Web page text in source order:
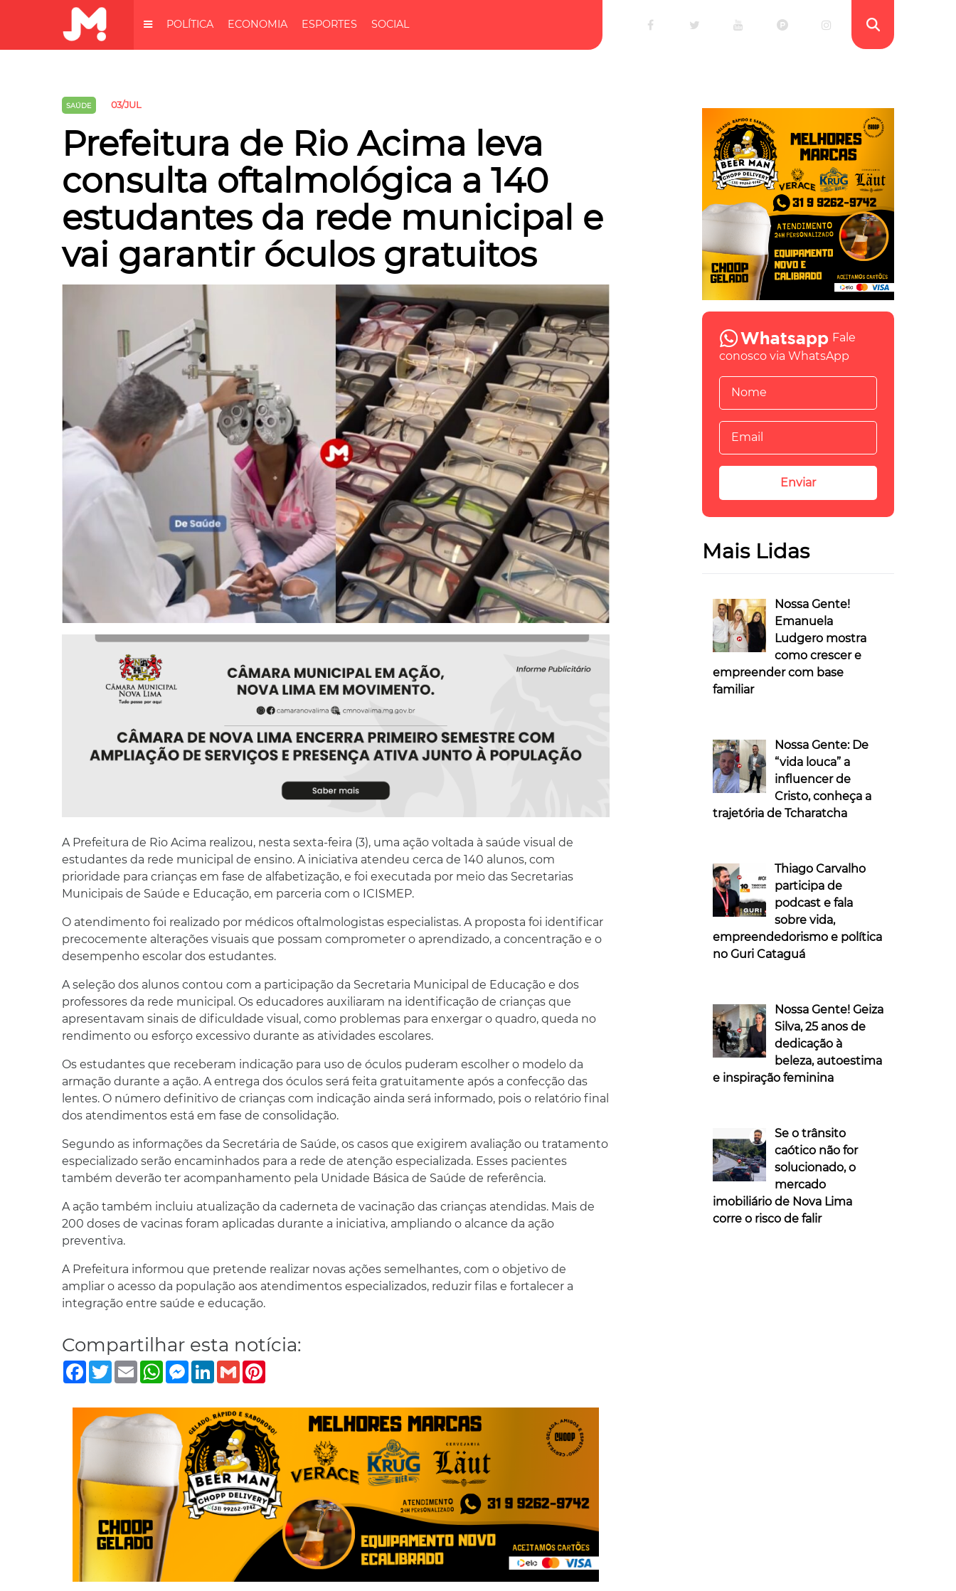
POLÍTICA ECONOMIA ESPORTES SOCIAL
SAÚDE 03/JUL
Prefeitura de Rio Acima leva
consulta oftalmológica a 140
estudantes da rede municipal e
vai garantir óculos gratuitos
A Prefeitura de Rio Acima realizou, nesta sexta-feira (3), uma ação voltada à saúde visual de
estudantes da rede municipal de ensino. A iniciativa atendeu cerca de 140 alunos, com
prioridade para crianças em fase de alfabetização, e foi executada por meio das Secretarias
Municipais de Saúde e Educação, em parceria com o ICISMEP.
O atendimento foi realizado por médicos oftalmologistas especialistas. A proposta foi identificar
precocemente alterações visuais que possam comprometer o aprendizado, a concentração e o
desempenho escolar dos estudantes.
A seleção dos alunos contou com a participação da Secretaria Municipal de Educação e dos
professores da rede municipal. Os educadores auxiliaram na identificação de crianças que
apresentavam sinais de dificuldade visual, como problemas para enxergar o quadro, queda no
rendimento ou esforço excessivo durante as atividades escolares.
Os estudantes que receberam indicação para uso de óculos puderam escolher o modelo da
armação durante a ação. A entrega dos óculos será feita gratuitamente após a confecção das
lentes. O número definitivo de crianças com indicação ainda será informado, pois o relatório final
dos atendimentos está em fase de consolidação.
Segundo as informações da Secretária de Saúde, os casos que exigirem avaliação ou tratamento
especializado serão encaminhados para a rede de atenção especializada. Esses pacientes
também deverão ter acompanhamento pela Unidade Básica de Saúde de referência.
A ação também incluiu atualização da caderneta de vacinação das crianças atendidas. Mais de
200 doses de vacinas foram aplicadas durante a iniciativa, ampliando o alcance da ação
preventiva.
A Prefeitura informou que pretende realizar novas ações semelhantes, com o objetivo de
ampliar o acesso da população aos atendimentos especializados, reduzir filas e fortalecer a
integração entre saúde e educação.
Compartilhar esta notícia:
Facebook
TwitterEmailWhatsApp
Messenger
LinkedIn
Gmail
Fale
conosco via WhatsApp
Mais Lidas
Nossa Gente!
Emanuela
Ludgero mostra
como crescer e
empreender com base
familiar
Nossa Gente: De
“vida louca” a
influencer de
Cristo, conheça a
trajetória de Tcharatcha
Thiago Carvalho
participa de
podcast e fala
sobre vida,
empreendedorismo e política
no Guri Cataguá
Nossa Gente! Geiza
Silva, 25 anos de
dedicação à
beleza, autoestima
e inspiração feminina
Se o trânsito
caótico não for
solucionado, o
mercado
imobiliário de Nova Lima
corre o risco de falir